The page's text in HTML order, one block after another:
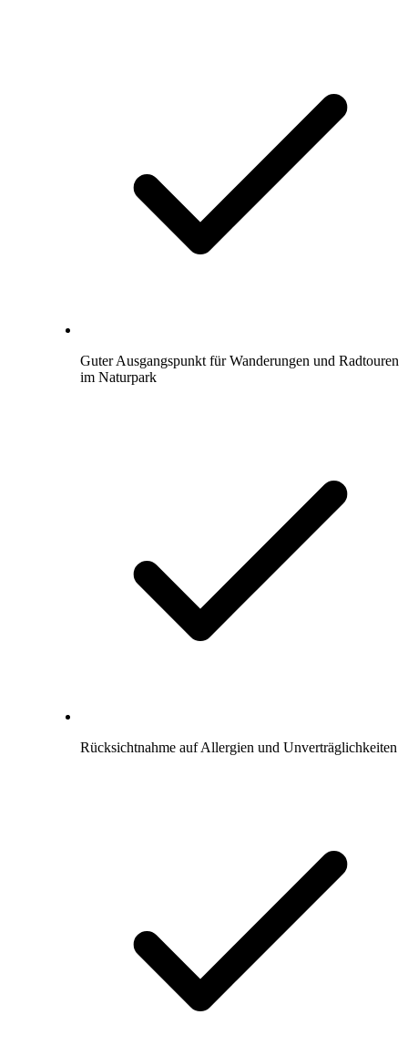
Guter Ausgangspunkt für Wanderungen und Radtouren
im Naturpark
Rücksichtnahme auf Allergien und Unverträglichkeiten